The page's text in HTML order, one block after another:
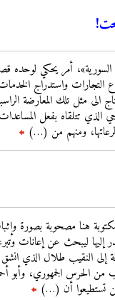
أمر يحكي لوحده
التجارات واستدراج
الى مثل تلك المعارضة
تتلقاه بفعل المساعدات
لرعاتها، ومنهم من (…)
مكتوبة هنا مصحوبة بصورة
ليبحث عن إعانات
إلى النقيب طلال الذي
من الحرس الجمهوري، وأبو
لن تستطيعوا أن (…)